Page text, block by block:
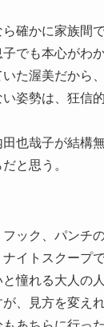
確かに家族間
でも本心がわ
た渥美だから
姿勢は、狂信
也哉子が結構
と思う。
ック、パンチ
イトスクープ
憧れる大人の人
、見方を変え